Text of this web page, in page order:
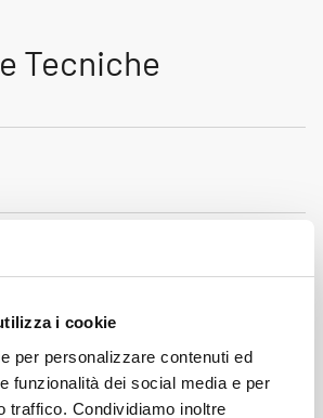
i cookie
per personalizzare contenuti ed
funzionalità dei social media e per
traffico. Condividiamo inoltre
Tecniche
/ 32